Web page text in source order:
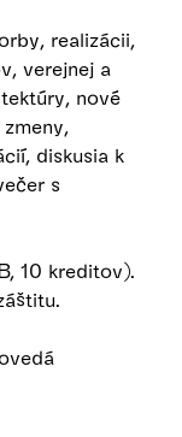
realizácii,
verejnej a
nové
diskusia k
s
10 kreditov).